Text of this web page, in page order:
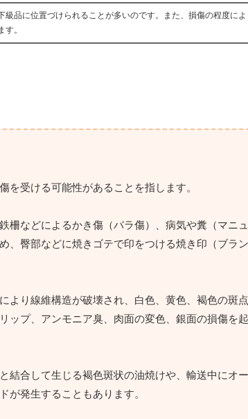
品に位置づけられることが多いのです。また、損傷の程度に
。
受ける可能性があることを指します。
柵などによるかき傷（バラ傷）、病気や糞（マニ
、臀部などに焼きゴテで印をつける焼き印（ブラ
より線維構造が破壊され、白色、黄色、褐色の斑
ップ、アンモニア臭、肉面の変色、銀面の損傷を
結合して生じる褐色斑状の油焼けや、輸送中にオ
が発生することもあります。